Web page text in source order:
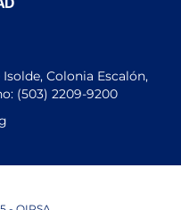
Colonia Escalón,
(503) 2209-9200